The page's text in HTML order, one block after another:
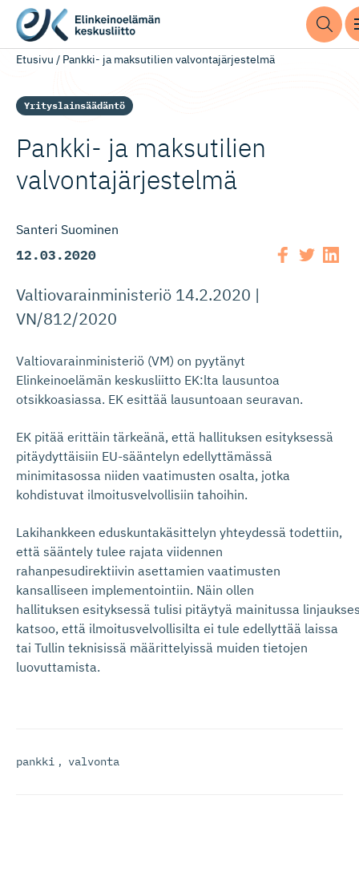
Etusivu / Pankki- ja maksutilien valvontajärjestelmä
Yrityslainsäädäntö
Pankki- ja maksutilien
valvontajär­jestelmä
Santeri Suominen
12.03.2020
Valtiovarainministeriö 14.2.2020 |
VN/812/2020
Valtiovarainministeriö (VM) on pyytänyt
Elinkeinoelämän keskusliitto EK:lta lausuntoa
otsikkoasiassa. EK esittää lausuntoaan seuravan.
EK pitää erittäin tärkeänä, että hallituksen esityksessä
pitäydyttäisiin EU-sääntelyn edellyttämässä
minimitasossa niiden vaatimusten osalta, jotka
kohdistuvat ilmoitusvelvollisiin tahoihin.
Lakihankkeen eduskuntakäsittelyn yhteydessä todettiin,
että sääntely tulee rajata viidennen
rahanpesudirektiivin asettamien vaatimusten
kansalliseen implementointiin. Näin ollen
hallituksen esityksessä tulisi pitäytyä mainitussa
katsoo, että ilmoitusvelvollisilta ei tule edellyttää laissa
tai Tullin teknisissä määrittelyissä muiden tietojen
luovuttamista.
pankki , valvonta